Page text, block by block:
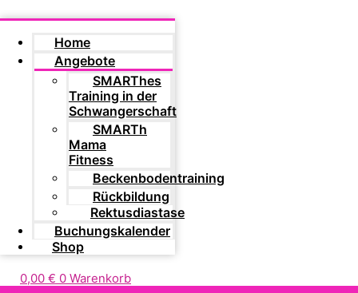
Home
Angebote
SMARThes
Training in der
Schwangerschaft
SMARTh
Mama
Fitness
Beckenbodentraining
Rückbildung
Rektusdiastase
Buchungskalender
Shop
0,00 € 0 Warenkorb